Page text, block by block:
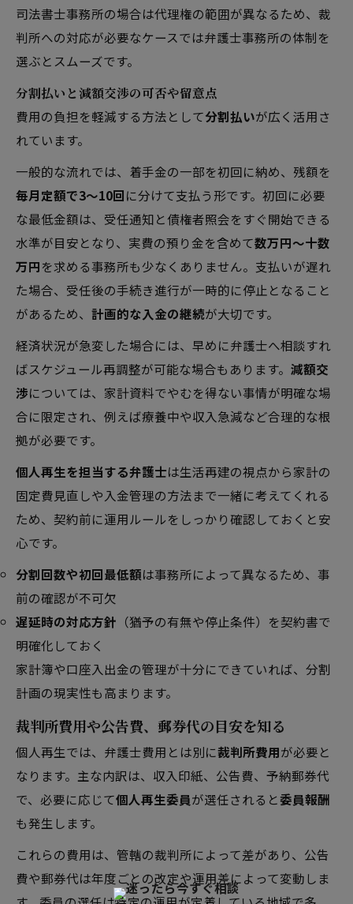
司法書士事務所の場合は代理権の範囲が異なるため、裁
判所への対応が必要なケースでは弁護士事務所の体制を
選ぶとスムーズです。
分割払いと減額交渉の可否や留意点
費用の負担を軽減する方法として分割払いが広く活用さ
れています。
一般的な流れでは、着手金の一部を初回に納め、残額を
毎月定額で3〜10回に分けて支払う形です。初回に必要
な最低金額は、受任通知と債権者照会をすぐ開始できる
水準が目安となり、実費の預り金を含めて数万円〜十数
万円を求める事務所も少なくありません。支払いが遅れ
た場合、受任後の手続き進行が一時的に停止となること
があるため、 計画的な入金の継続が大切です。
経済状況が急変した場合には、早めに弁護士へ相談すれ
ばスケジュール再調整が可能な場合もあります。 減額交
渉については、家計資料でやむを得ない事情が明確な場
合に限定され、例えば療養中や収入急減など合理的な根
拠が必要です。
個人再生を担当する弁護士は生活再建の視点から家計の
固定費見直しや入金管理の方法まで一緒に考えてくれる
ため、契約前に運用ルールをしっかり確認しておくと安
心です。
分割回数や初回最低額は事務所によって異なるため、事
前の確認が不可欠
遅延時の対応方針 （猶予の有無や停止条件）を契約書で
明確化しておく
家計簿や口座入出金の管理が十分にできていれば、分割
計画の現実性も高まります。
裁判所費用や公告費、郵券代の目安を知る
個人再生では、弁護士費用とは別に裁判所費用が必要と
なります。主な内訳は、収入印紙、公告費、予納郵券代
で、必要に応じて個人再生委員が選任されると委員報酬
も発生します。
これらの費用は、管轄の裁判所によって差があり、公告
費や郵券代は年度ごとの改定や運用差によって変動しま